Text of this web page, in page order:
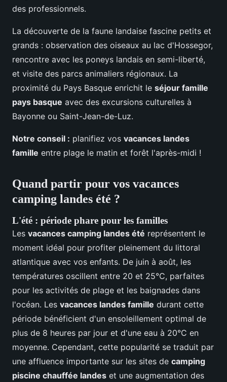
des professionnels.
La découverte de la faune landaise fascine petits et
grands : observation des oiseaux au lac d'Hossegor,
rencontre avec les poneys landais en semi-liberté,
et visite des parcs animaliers régionaux. La
proximité du Pays Basque enrichit le séjour famille
pays basque avec des excursions culturelles à
Bayonne ou Saint-Jean-de-Luz.
Notre conseil : planifiez vos vacances landes
famille entre plage le matin et forêt l'après-midi !
Quand partir pour vos vacances
camping landes été ?
L'été : période phare pour les familles
Les vacances camping landes été représentent le
moment idéal pour profiter pleinement du littoral
atlantique avec vos enfants. De juin à août, les
températures oscillent entre 20 et 25°C, parfaites
pour les activités de plage et les baignades dans
l'océan. Les vacances landes famille durant cette
période bénéficient d'un ensoleillement optimal de
plus de 8 heures par jour et d'une eau à 20°C en
moyenne. Cependant, cette popularité se traduit par
une affluence importante sur les sites de camping
piscine chauffée landes et une augmentation des